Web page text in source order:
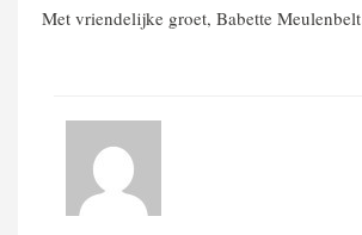
Met vriendelijke groet, Babette Meulenbelt